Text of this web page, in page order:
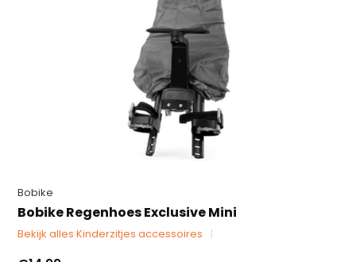
Bobike
Bobike Regenhoes Exclusive Mini
Bekijk alles Kinderzitjes accessoires